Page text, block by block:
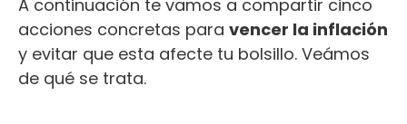
A continuación te vamos a compartir cinco
acciones concretas para vencer la inflación
y evitar que esta afecte tu bolsillo. Veámos
de qué se trata.